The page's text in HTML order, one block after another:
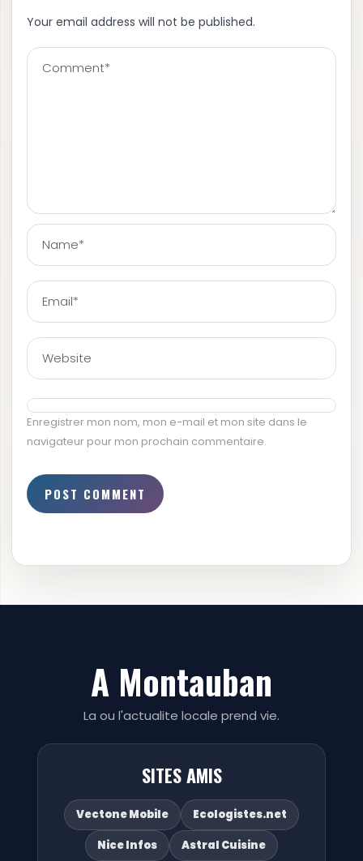
Your email address will not be published.
Enregistrer mon nom, mon e-mail et mon site dans le
navigateur pour mon prochain commentaire.
A Montauban
La ou l'actualite locale prend vie.
SITES AMIS
Vectone Mobile
Ecologistes.net
Nice Infos
Astral Cuisine